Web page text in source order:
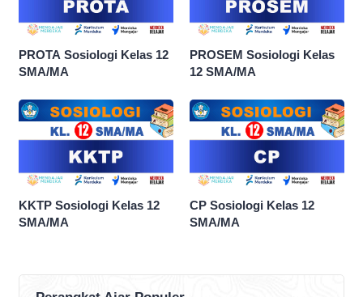
PROTA Sosiologi Kelas 12
SMA/MA
PROSEM Sosiologi Kelas
12 SMA/MA
KKTP Sosiologi Kelas 12
SMA/MA
CP Sosiologi Kelas 12
SMA/MA